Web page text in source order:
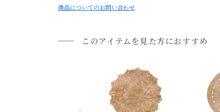
・繊維の特性上、毛抜けする場合がございます。
・天然素材を使い手作りで生産されていますの
《取扱上の注意》
・ホットカーペットはご使用にならないで下さ
商品についてのお問い合わせ
このアイテムを見た方におすすめ